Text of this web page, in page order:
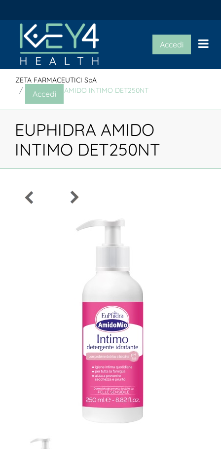
Accedi
Accedi
ZETA FARMACEUTICI SpA
EUPHIDRA AMIDO INTIMO DET250NT
EUPHIDRA AMIDO
INTIMO DET250NT